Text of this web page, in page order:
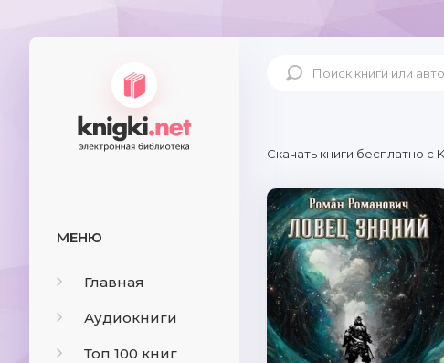
МЕНЮ
Главная
Аудиокниги
Топ 100 книг
Скачать книги бесплатно c